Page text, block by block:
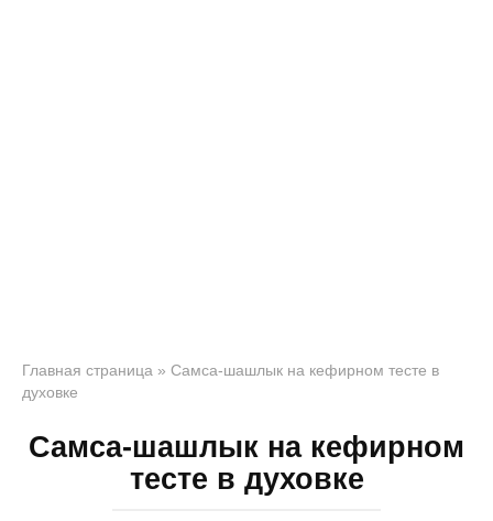
Главная страница » Самса-шашлык на кефирном тесте в
духовке
Самса-шашлык на кефирном
тесте в духовке